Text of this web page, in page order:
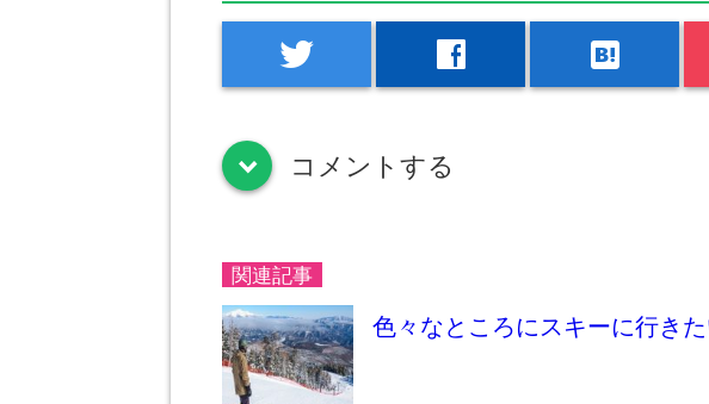
twitter facebook hatenabookmark
down コメントする
関連記事
色々なところにスキーに行き